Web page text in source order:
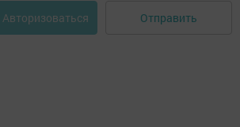
Авторизоваться Отправить